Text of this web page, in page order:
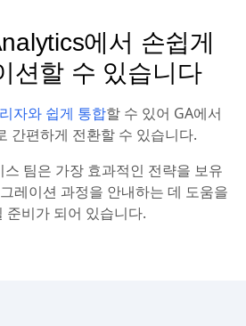
에서 손쉽게
션할 수 있습니다
자와 쉽게 통합할 수 있어 GA에서
간편하게 전환할 수 있습니다.
팀은 가장 효과적인 전략을 보유
레이션 과정을 안내하는 데 도움을
준비가 되어 있습니다.